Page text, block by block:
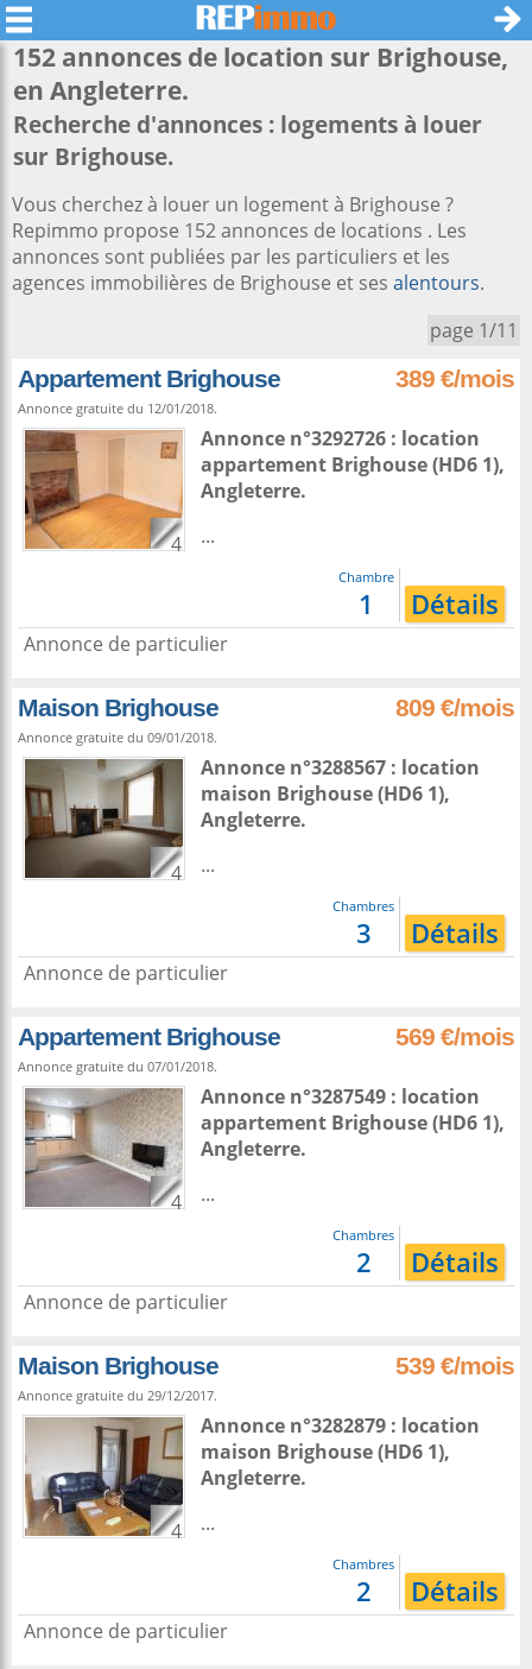
152 annonces de location sur Brighouse,
en Angleterre.
Recherche d'annonces : logements à louer
sur Brighouse.
Vous cherchez à louer un logement à Brighouse ?
Repimmo propose 152 annonces de locations . Les
annonces sont publiées par les particuliers et les
agences immobilières de Brighouse et ses alentours.
page 1/11
Appartement Brighouse 389 €/mois
Annonce gratuite du 12/01/2018.
4
Annonce n°3292726 : location
appartement Brighouse(HD6 1),
Angleterre.
...
Chambre
1 Détails
Annonce de particulier
Maison Brighouse 809 €/mois
Annonce gratuite du 09/01/2018.
4
Annonce n°3288567 : location
maison Brighouse(HD6 1),
Angleterre.
...
Chambres
3 Détails
Annonce de particulier
Appartement Brighouse 569 €/mois
Annonce gratuite du 07/01/2018.
4
Annonce n°3287549 : location
appartement Brighouse(HD6 1),
Angleterre.
...
Chambres
2 Détails
Annonce de particulier
Maison Brighouse 539 €/mois
Annonce gratuite du 29/12/2017.
4
Annonce n°3282879 : location
maison Brighouse(HD6 1),
Angleterre.
...
Chambres
2 Détails
Annonce de particulier